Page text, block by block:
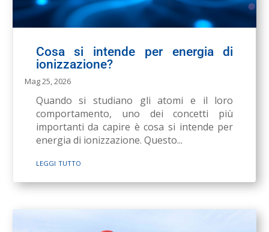
Cosa si intende per energia di
ionizzazione?
Mag 25, 2026
Quando si studiano gli atomi e il loro
comportamento, uno dei concetti più
importanti da capire è cosa si intende per
energia di ionizzazione. Questo...
leggi tutto